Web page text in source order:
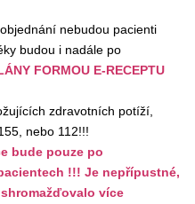
nebudou pacienti
budou i nadále po
FORMOU E-RECEPTU
zdravotních potíží,
nebo 112!!!
bude pouze po
!!! Je nepřípustné,
více